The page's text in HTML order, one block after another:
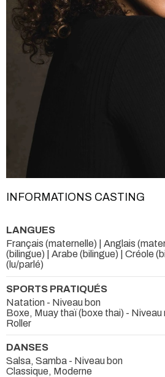
INFORMATIONS CASTING
LANGUES
Français (maternelle) | Anglais
(bilingue) | Arabe (bilingue) | Créole
(lu/parlé)
SPORTS PRATIQUÉS
Natation - Niveau bon
Boxe, Muay thaï (boxe thai) - Niveau
Roller
DANSES
Salsa, Samba - Niveau bon
Classique, Moderne